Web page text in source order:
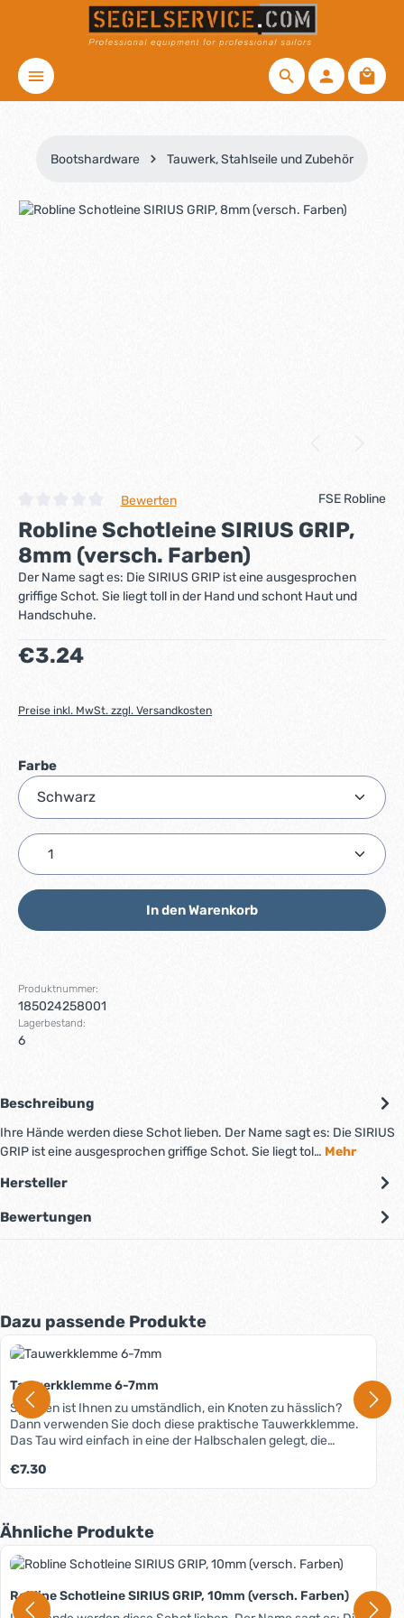
Zum Hauptinhalt springen
Bootshardware Tauwerk, Stahlseile und Zubehör
Bildergalerie überspringen
Durchschnittliche Bewertung von 0 von 5 Sternen
Bewerten FSE Robline
Robline Schotleine SIRIUS GRIP,
8mm (versch. Farben)
Der Name sagt es: Die SIRIUS GRIP ist eine ausgesprochen
griffige Schot. Sie liegt toll in der Hand und schont Haut und
Handschuhe.
Regulärer Preis:
€3.24
Preise inkl. MwSt. zzgl. Versandkosten
Farbeauswählen
Produkt Anzahl: Gib den gewünschten Wert ein
In den Warenkorb
Produktnummer:
185024258001
Lagerbestand:
6
Beschreibung
Ihre Hände werden diese Schot lieben. Der Name sagt es: Die SIRIUS
GRIP ist eine ausgesprochen griffige Schot. Sie liegt tol… Mehr
Hersteller
Bewertungen
Produktgalerie überspringen
Dazu passende Produkte
Tauwerkklemme 6-7mm
Spleißen ist Ihnen zu umständlich, ein Knoten zu hässlich?
Dann verwenden Sie doch diese praktische Tauwerkklemme.
Das Tau wird einfach in eine der Halbschalen gelegt, die
haben Sie in jedem geflochtenen oder geschlagenen Tauwerk
ein Auge. Die Klemme besteht aus besonders schlagfestem
Sie ist völlig verschleißfrei und immer wieder zu verwenden.
Bei der nicht rostenden Verschraubung gibt es keine
hervorstehenden Muttern oder Schrauben, sodass Kratzer
vermieden werden. Zu Bruch- und Arbeitslasten macht der
Hersteller keine Angaben, da diese in hohem Maß von dem
verwendeten Tauwerk abhängig sind.
Regulärer Preis:
€7.30
Produktgalerie überspringen
Ähnliche Produkte
Robline Schotleine SIRIUS GRIP, 10mm (versch. Farben)